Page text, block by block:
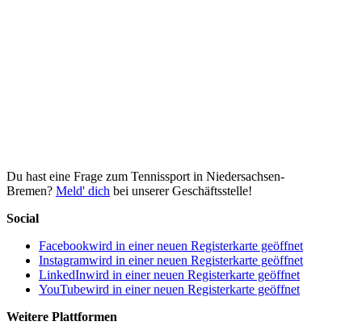
Du hast eine Frage zum Tennissport in Niedersachsen-
Bremen? Meld' dich bei unserer Geschäftsstelle!
Social
Facebookwird in einer neuen Registerkarte geöffnet
Instagramwird in einer neuen Registerkarte geöffnet
LinkedInwird in einer neuen Registerkarte geöffnet
YouTubewird in einer neuen Registerkarte geöffnet
Weitere Plattformen